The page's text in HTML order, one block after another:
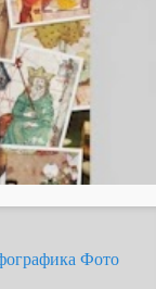
Фото